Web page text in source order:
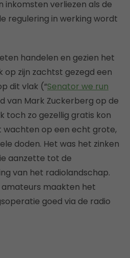
inkomsten verliezen als de
regulering in werking wordt
handelen en gezien het
op zijn zachtst gezegd een
dit vlak (“Senator we run
van Mark Zuckerberg op de
toch zo gezellig gratis kon
wachten op een echt grote,
doden. Het was het zinken
aanzette tot de
van het radiolandschap.
maakten het
goed via de radio